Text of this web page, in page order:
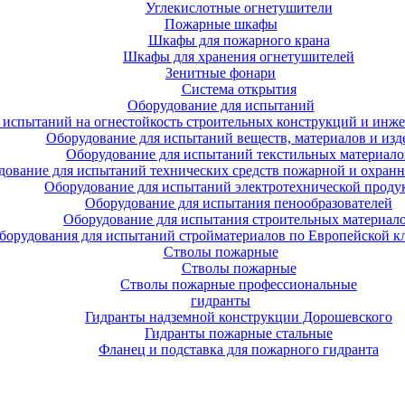
Углекислотные огнетушители
Пожарные шкафы
Шкафы для пожарного крана
Шкафы для хранения огнетушителей
Зенитные фонари
Система открытия
Оборудование для испытаний
на огнестойкость строительных конструкций и
Оборудование для испытаний веществ, материалов и
Оборудование для испытаний текстильных
для испытаний технических средств пожарной и
Оборудование для испытаний электротехнической
Оборудование для испытания пенообразователей
Оборудование для испытания строительных
для испытаний стройматериалов по Европейской
Стволы пожарные
Стволы пожарные
Стволы пожарные профессиональные
гидранты
Гидранты надземной конструкции Дорошевского
Гидранты пожарные стальные
Фланец и подставка для пожарного гидранта